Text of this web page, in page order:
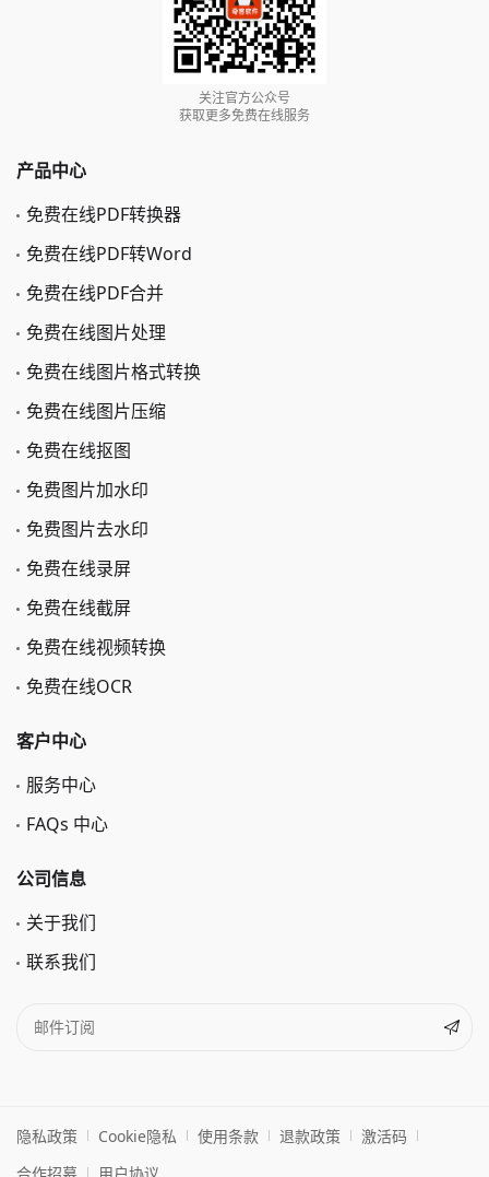
关注官方公众号
获取更多免费在线服务
产品中心
免费在线PDF转换器
免费在线PDF转Word
免费在线PDF合并
免费在线图片处理
免费在线图片格式转换
免费在线图片压缩
免费在线抠图
免费图片加水印
免费图片去水印
免费在线录屏
免费在线截屏
免费在线视频转换
免费在线OCR
客户中心
服务中心
FAQs 中心
公司信息
关于我们
联系我们
隐私政策 Cookie隐私 使用条款 退款政策
激活码
合作招募
用户协议